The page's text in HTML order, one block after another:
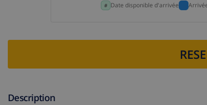
Date disponible d'arrivée
Description